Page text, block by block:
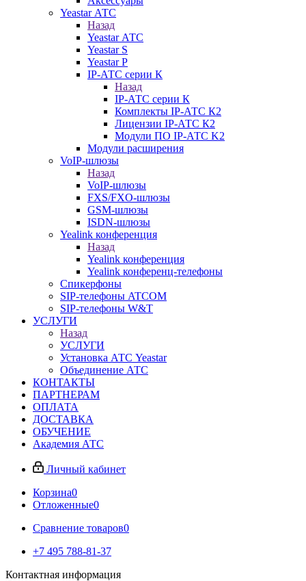
Yeastar АТС
Назад
Yeastar АТС
Yeastar S
Yeastar P
IP-АТС серии К
Назад
IP-АТС серии К
Комплекты IP-АТС К2
Лицензии IP-АТС К2
Модули ПО IP-АТС K2
Модули расширения
VoIP-шлюзы
Назад
VoIP-шлюзы
FXS/FXO-шлюзы
GSM-шлюзы
ISDN-шлюзы
Yealink конференция
Назад
Yealink конференция
Yealink конференц-телефоны
Спикерфоны
SIP-телефоны ATCOM
SIP-телефоны W&T
УСЛУГИ
Назад
УСЛУГИ
Установка АТС Yeastar
Объединение АТС
КОНТАКТЫ
ПАРТНЕРАМ
ОПЛАТА
ДОСТАВКА
ОБУЧЕНИЕ
Академия АТС
Личный кабинет
Корзина0
Отложенные0
Сравнение товаров0
+7 495 788-81-37
Контактная информация